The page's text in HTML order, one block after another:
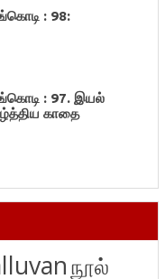
: 98:
: 97. இயல்
காதை
நூல்